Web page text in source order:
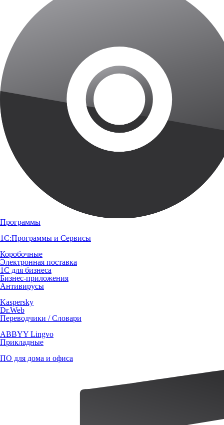
Программы
1С:Программы и Сервисы
Коробочные
Электронная поставка
1С для бизнеса
Бизнес-приложения
Антивирусы
Kaspersky
Dr.Web
Переводчики / Словари
ABBYY Lingvo
Прикладные
ПО для дома и офиса